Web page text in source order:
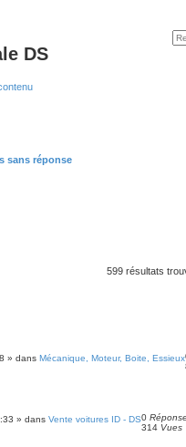
DS
sans réponse
599 résultats
» dans Mécanique, Moteur, Boite, Essieux
» dans Vente voitures ID - DS0
314 Vues